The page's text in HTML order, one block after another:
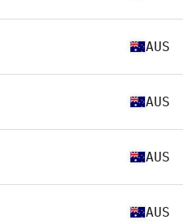
AUS
AUS
AUS
AUS